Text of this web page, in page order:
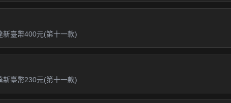
新臺幣400元(第十一款)
新臺幣230元(第十一款)